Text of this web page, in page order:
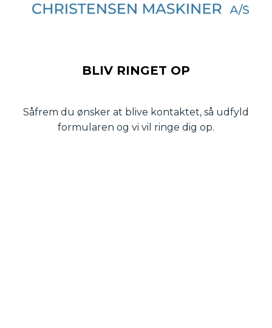
BLIV RINGET OP
Såfrem du ønsker at blive kontaktet, så udfyld
formularen og vi vil ringe dig op.